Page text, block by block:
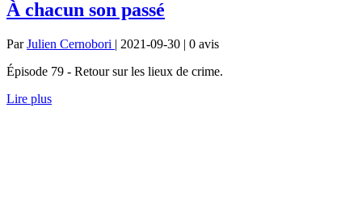
À chacun son passé
ParJulien Cernobori | 2021-09-30 | 0 avis
Épisode 79 - Retour sur les lieux de crime.
Lire plus